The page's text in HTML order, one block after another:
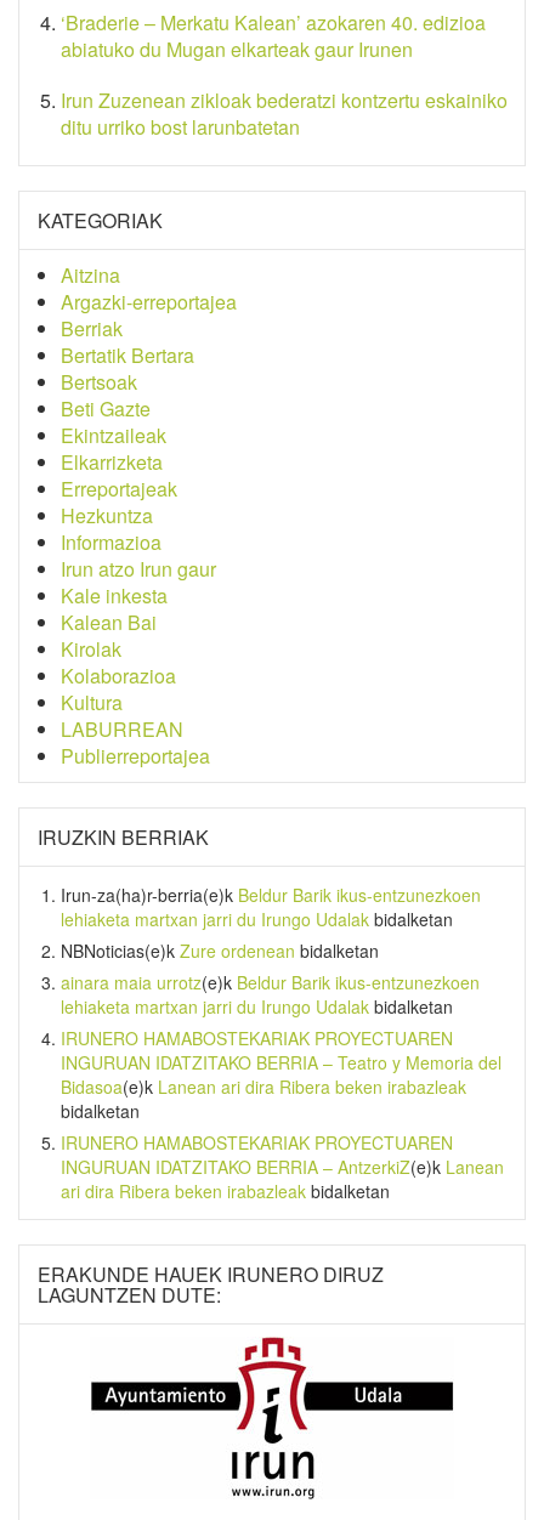
‘Braderie – Merkatu Kalean’ azokaren 40. edizioa
abiatuko du Mugan elkarteak gaur Irunen
Irun Zuzenean zikloak bederatzi kontzertu eskainiko
ditu urriko bost larunbatetan
KATEGORIAK
Aitzina
Argazki-erreportajea
Berriak
Bertatik Bertara
Bertsoak
Beti Gazte
Ekintzaileak
Elkarrizketa
Erreportajeak
Hezkuntza
Informazioa
Irun atzo Irun gaur
Kale inkesta
Kalean Bai
Kirolak
Kolaborazioa
Kultura
LABURREAN
Publierreportajea
IRUZKIN BERRIAK
Irun-za(ha)r-berria(e)k Beldur Barik ikus-entzunezkoen
lehiaketa martxan jarri du Irungo Udalak bidalketan
NBNoticias(e)k Zure ordenean bidalketan
ainara maia urrotz(e)k Beldur Barik ikus-entzunezkoen
lehiaketa martxan jarri du Irungo Udalak bidalketan
IRUNERO HAMABOSTEKARIAK PROYECTUAREN
INGURUAN IDATZITAKO BERRIA – Teatro y Memoria del
Bidasoa(e)k Lanean ari dira Ribera beken irabazleak
bidalketan
IRUNERO HAMABOSTEKARIAK PROYECTUAREN
INGURUAN IDATZITAKO BERRIA – AntzerkiZ(e)k Lanean
ari dira Ribera beken irabazleak bidalketan
ERAKUNDE HAUEK IRUNERO DIRUZ
LAGUNTZEN DUTE: